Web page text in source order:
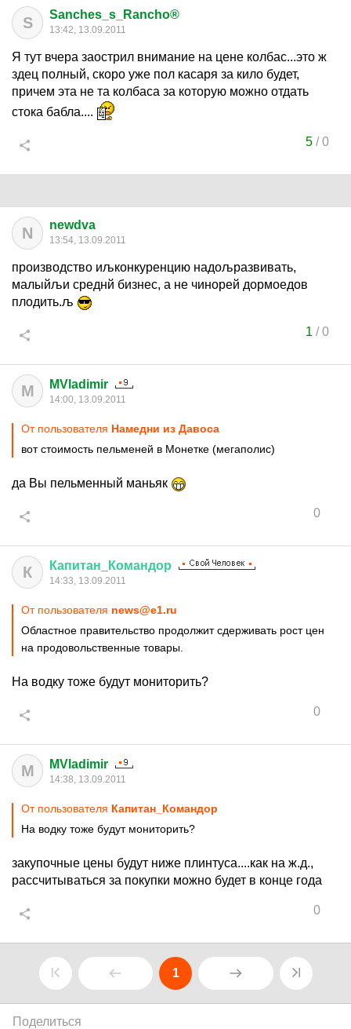
S Sanches_s_Rancho®
13:42, 13.09.2011
Я тут вчера заострил внимание на цене колбас...это ж
здец полный, скоро уже пол касаря за кило будет,
причем эта не та колбаса за которую можно отдать
стока бабла....
5/0
N newdva
13:54, 13.09.2011
производство иљконкуренцию надољразвивать,
малыйљи среднй бизнес, а не чинорей дормоедов
плодить.љ
1 /0
M MVladimir
14:00, 13.09.2011
От пользователя Намедни из Давоса
вот стоимость пельменей в Монетке (мегаполис)
да Вы пельменный маньяк
0
К Капитан Командор
14:33, 13.09.2011
От пользователя news@e1.ru
Областное правительство продолжит сдерживать рост цен
на продовольственные товары.
На водку тоже будут мониторить?
0
M MVladimir
14:38, 13.09.2011
От пользователя Капитан_Командор
На водку тоже будут мониторить?
закупочные цены будут ниже плинтуса....как на ж.д.,
рассчитываться за покупки можно будет в конце года
0
1
Поделиться